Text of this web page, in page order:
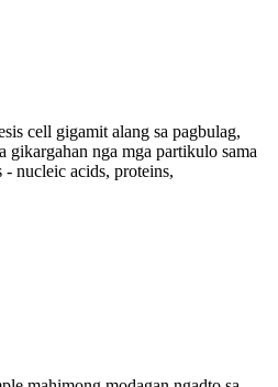
cell gigamit alang sa pagbulag,
gikargahan nga mga partikulo sama
nucleic acids, proteins,